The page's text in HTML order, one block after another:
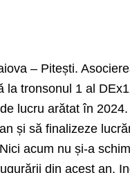
– Pitești.
la tronsonul 1 al
lucru arătat în
și să finalizeze
acum nu și-a
din acest an.